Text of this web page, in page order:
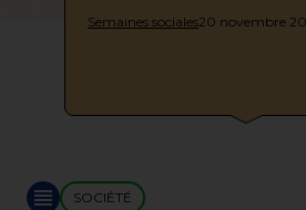
Semaines sociales20 novembre
SOCIÉTÉ